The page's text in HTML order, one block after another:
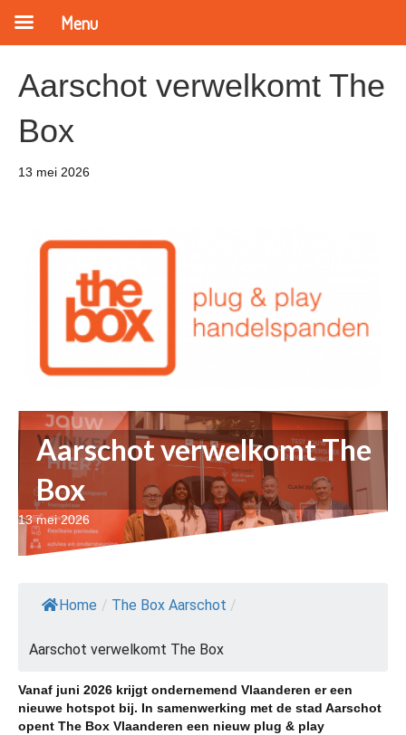
Aarschot verwelkomt The
Box
13 mei 2026
Aarschot verwelkomt The
Box
13 mei 2026
Home / The Box Aarschot /
Aarschot verwelkomt The Box
Vanaf juni 2026 krijgt ondernemend Vlaanderen er een
nieuwe hotspot bij. In samenwerking met de stad Aarschot
opent The Box Vlaanderen een nieuw plug & play
Menu